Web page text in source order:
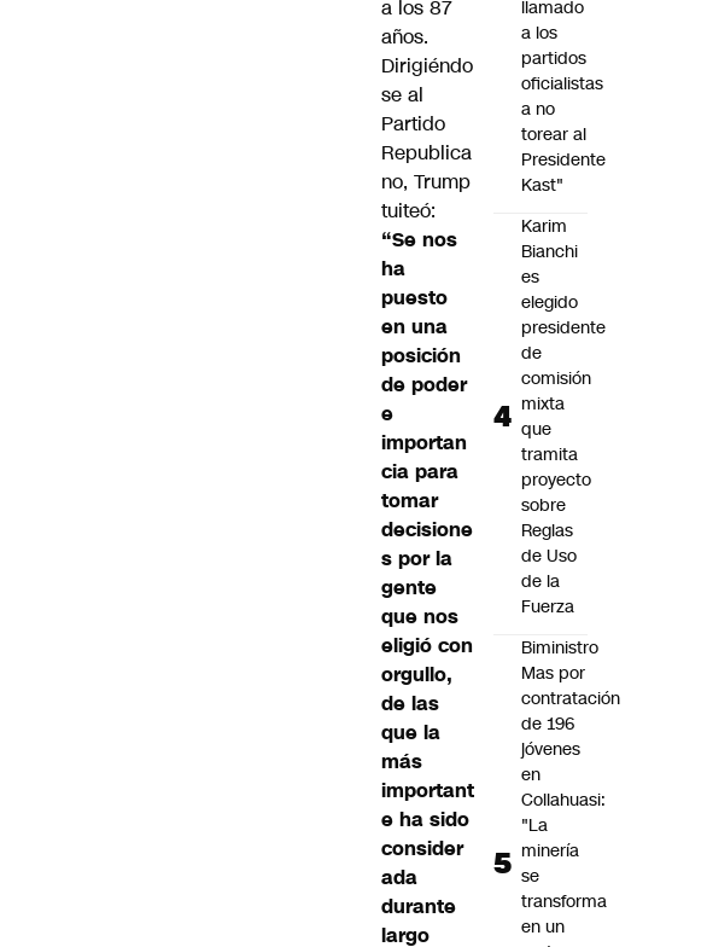
a los 87
años.
Dirigiéndo
se al
Partido
Republica
no, Trump
tuiteó:
“Se nos
ha
puesto
en una
posición
de poder
e
importan
cia para
tomar
decisione
s por la
gente
que nos
eligió con
orgullo,
de las
que la
más
important
e ha sido
consider
ada
durante
largo
llamado
a los
partidos
oficialistas
a no
torear al
Presidente
Kast"
Karim
Bianchi
es
elegido
presidente
de
comisión
mixta
que
tramita
proyecto
sobre
Reglas
de Uso
de la
Fuerza
Biministro
Mas por
contratación
de 196
jóvenes
en
Collahuasi:
"La
minería
se
transforma
en un